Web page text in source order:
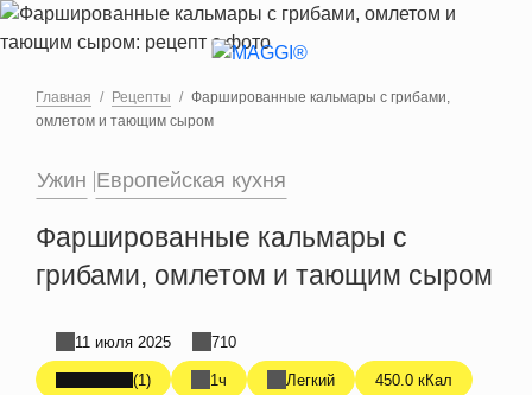
Перейти к основному содержанию
Главная Рецепты
Фаршированные кальмары с грибами,
омлетом и тающим сыром
Ужин Европейская кухня
Фаршированные кальмары с
грибами, омлетом и тающим сыром
(1) 1ч Легкий 450.0 кКал
11 июля 2025 710